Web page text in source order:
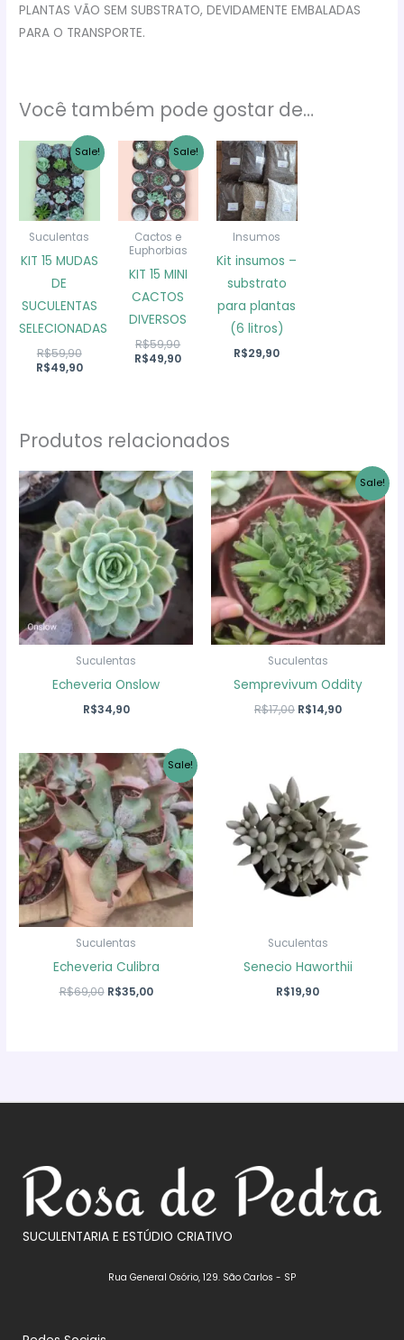
PLANTAS VÃO SEM SUBSTRATO, DEVIDAMENTE EMBALADAS
PARA O TRANSPORTE.
Você também pode gostar de…
Sale!
Suculentas
KIT 15 MUDAS
DE
SUCULENTAS
SELECIONADAS
R$59,90O
preço
R$49,90O
Sale!
Cactos e
Euphorbias
KIT 15 MINI
CACTOS
DIVERSOS
R$59,90O
preço
R$49,90O
Insumos
Kit insumos –
substrato
para plantas
(6 litros)
R$29,90
Produtos relacionados
Suculentas
Echeveria Onslow
R$34,90
Sale!
Suculentas
Semprevivum Oddity
R$17,00 O
R$14,90O
Sale!
Suculentas
Echeveria Culibra
R$69,00 O
R$35,00O
Suculentas
Senecio Haworthii
R$19,90
SUCULENTARIA E ESTÚDIO CRIATIVO
Rua General Osório, 129. São Carlos - SP